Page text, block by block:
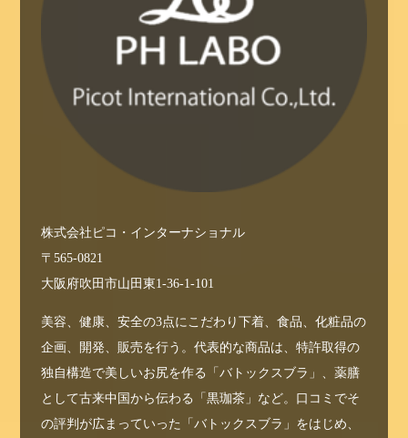
株式会社ピコ・インターナショナル
〒565-0821
大阪府吹田市山田東1-36-1-101
美容、健康、安全の3点にこだわり下着、食品、化粧品の
企画、開発、販売を行う。代表的な商品は、特許取得の
独自構造で美しいお尻を作る「バトックスブラ」、薬膳
として古来中国から伝わる「黒珈茶」など。口コミでそ
の評判が広まっていった「バトックスブラ」をはじめ、